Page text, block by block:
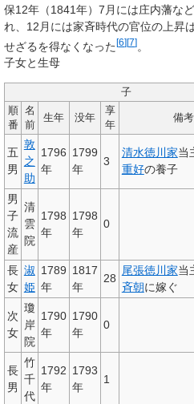
保12年（1841年）7月には庄内藩な
れ、12月には家斉時代の官位の上昇
せざるを得なくなった[6][7]。
子女と生母
子
順
番
名
前
生年 没年
享
年
備考
五
男
敦
之
助
1796
年
1799
年
3
清水徳川家当
重好の養子
男
子
流
産
清
雲
院
1798
年
1798
年
0
長
女
淑
姫
1789
年
1817
年
28
尾張徳川家当
斉朝に嫁ぐ
次
女
瓊
岸
院
1790
年
1790
年
0
長
男
竹
千
代
1792
年
1793
年
1